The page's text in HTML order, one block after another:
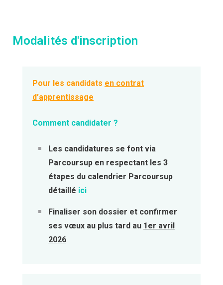
Modalités d'inscription
Pour les candidats en contrat
d’apprentissage
Comment candidater ?
Les candidatures se font via
Parcoursup en respectant les 3
étapes du calendrier Parcoursup
détaillé ici
Finaliser son dossier et confirmer
ses vœux au plus tard au 1er avril
2026